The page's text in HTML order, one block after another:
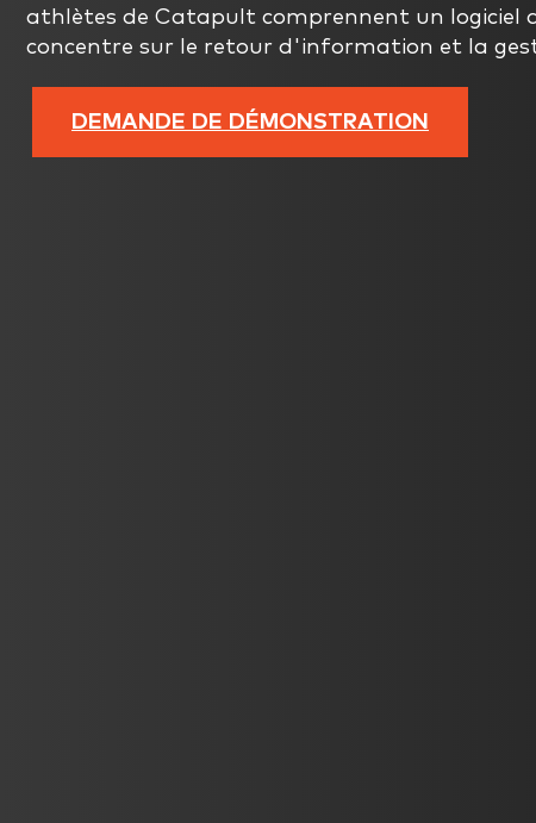
athlètes de Catapult comprennent un logiciel
concentre sur le retour d'information et la
DEMANDE DE DÉMONSTRATION